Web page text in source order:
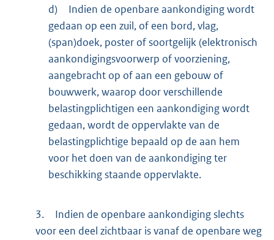
d)
Indien de openbare aankondiging wordt
gedaan op een zuil, of een bord, vlag,
(span)doek, poster of soortgelijk (elektronisch
aankondigingsvoorwerp of voorziening,
aangebracht op of aan een gebouw of
bouwwerk, waarop door verschillende
belastingplichtigen een aankondiging wordt
gedaan, wordt de oppervlakte van de
belastingplichtige bepaald op de aan hem
voor het doen van de aankondiging ter
beschikking staande oppervlakte.
3.
Indien de openbare aankondiging slechts
voor een deel zichtbaar is vanaf de openbare weg